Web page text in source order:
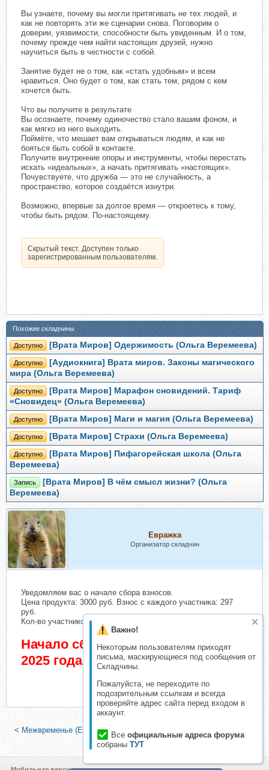
Важно!
Некоторым пользователям приходят
письма, маскирующиеся под сообщения от
Складчины.
Пожалуйста, не переходите по
подозрительным ссылкам и всегда
проверяйте адрес сайта перед входом в
аккаунт.
Все официальные адреса форума
собраны ТУТ
Вы узнаете, почему вы могли притягивать не тех людей, и
как не повторять эти же сценарии снова. Поговорим о
доверии, уязвимости, способности быть увиденным. И о том,
почему прежде чем найти настоящих друзей, нужно
научиться быть в честности с собой.
Занятие будет не о том, как «стать удобным» и всем
нравиться. Оно будет о том, как стать тем, рядом с кем
хочется быть.
Что вы получите в результате
Вы осознаете, почему одиночество стало вашим фоном, и
как мягко из него выходить.
Поймёте, что мешает вам открываться людям, и как не
бояться быть собой в контакте.
Получите внутренние опоры и инструменты, чтобы перестать
искать «идеальных», а начать притягивать «настоящих».
Почувствуете, что дружба — это не случайность, а
пространство, которое создаётся изнутри.
Возможно, впервые за долгое время — откроетесь к тому,
чтобы быть рядом. По-настоящему.
Скрытый текст. Доступен только
зарегистрированным пользователям.
Похожие складчины
Доступно [Врата Миров] Одержимость (Ольга Веремеева)
Доступно
[Аудиокнига] Врата миров. Законы магического
мира (Ольга Веремеева)
Доступно
[Врата Миров] Марафон сновидений. Тариф
«Сновидец» (Ольга Веремеева)
Доступно [Врата Миров] Маги и магия (Ольга Веремеева)
Доступно [Врата Миров] Страхи (Ольга Веремеева)
Доступно
[Врата Миров] Пифагорейская школа (Ольга
Веремеева)
Запись
[Врата Миров] В чём смысл жизни? (Ольга
Веремеева)
Евражкa
Организатор складчин
Уведомляем вас о начале сбора взносов.
Цена продукта: 3000 руб. Взнос с каждого участника: 297
руб.
Кол-во участников в основном списке: 1 чел.
Начало сбора взносов 12 Октябрь
2025 года
< Межвременье (Елена Ачкасова)
Псаломный Свиток от черных
языков (Папа Локо)>